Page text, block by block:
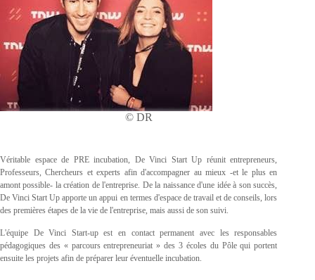
© DR
Véritable espace de PRE incubation, De Vinci Start Up réunit entrepreneurs,
Professeurs, Chercheurs et experts afin d'accompagner au mieux -et le plus en
amont possible- la création de l'entreprise. De la naissance d'une idée à son succès,
De Vinci Start Up apporte un appui en termes d'espace de travail et de conseils, lors
des premières étapes de la vie de l'entreprise, mais aussi de son suivi.
L'équipe De Vinci Start-up est en contact permanent avec les responsables
pédagogiques des « parcours entrepreneuriat » des 3 écoles du Pôle qui portent
ensuite les projets afin de préparer leur éventuelle incubation.